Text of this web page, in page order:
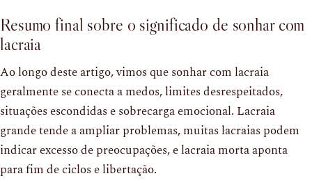
Resumo final sobre o significado de sonhar com
lacraia
Ao longo deste artigo, vimos que sonhar com lacraia
geralmente se conecta a medos, limites desrespeitados,
situações escondidas e sobrecarga emocional. Lacraia
grande tende a ampliar problemas, muitas lacraias podem
indicar excesso de preocupações, e lacraia morta aponta
para fim de ciclos e libertação.